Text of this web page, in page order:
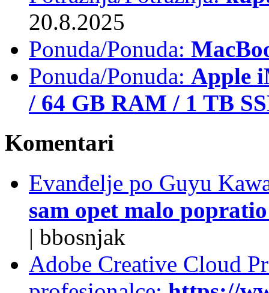
20.8.2025
Ponuda/Ponuda:
Ponuda/Ponuda: Apple
/ 64 GB RAM / 1 TB
Komentari
Evanđelje po Guyu
sam opet malo
| bbosnjak
Adobe Creative Cloud